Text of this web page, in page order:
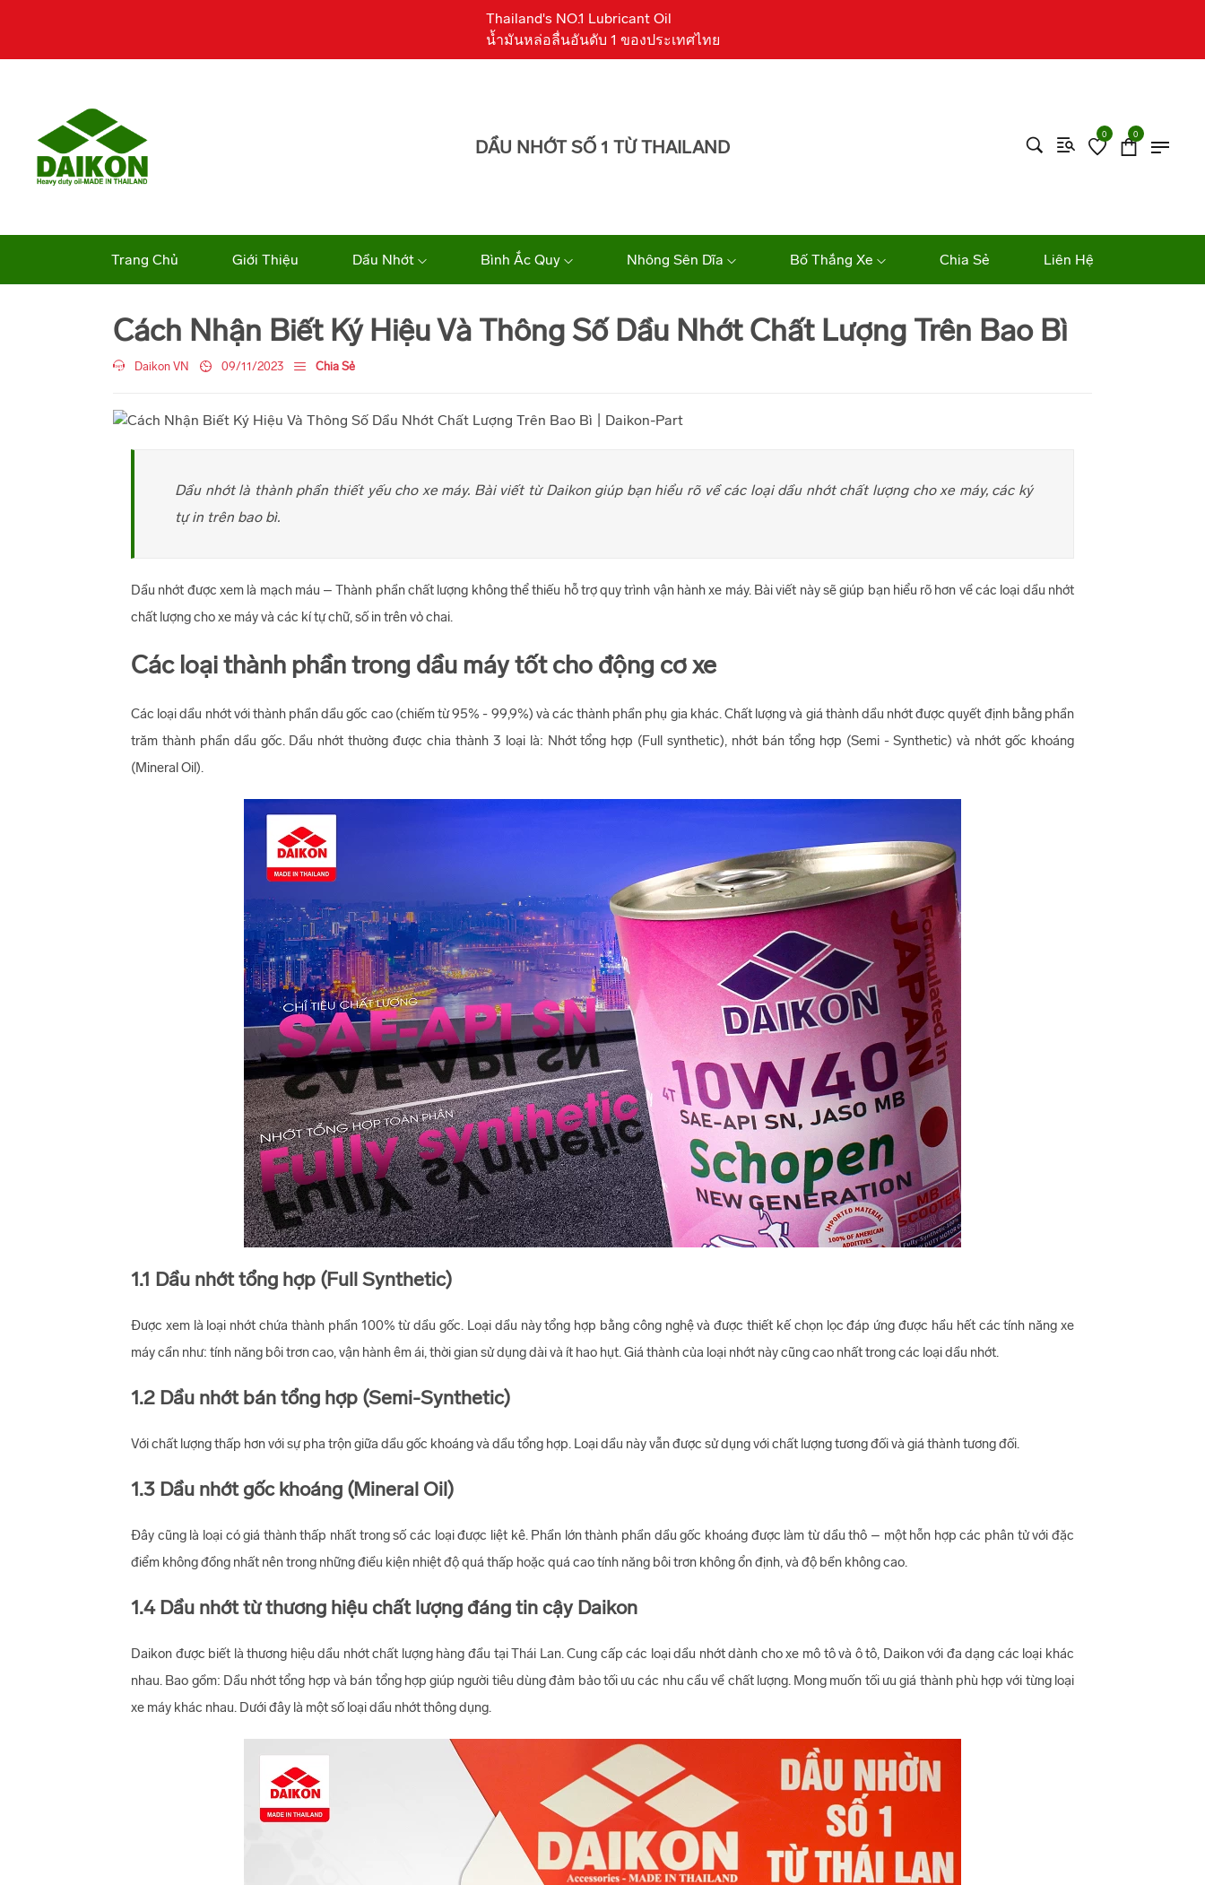
Thailand's NO.1 Lubricant Oil
น้ำมันหล่อลื่นอันดับ 1 ของประเทศไทย
DẦU NHỚT SỐ 1 TỪ THAILAND
0 0
Trang Chủ Giới Thiệu Dầu Nhớt Bình Ắc Quy Nhông Sên Dĩa Bố Thắng Xe Chia Sẻ Liên Hệ
Cách Nhận Biết Ký Hiệu Và Thông Số Dầu Nhớt Chất Lượng Trên Bao Bì
Daikon VN 09/11/2023 Chia Sẻ
Dầu nhớt là thành phần thiết yếu cho xe máy. Bài viết từ Daikon giúp bạn hiểu rõ về các loại dầu nhớt chất lượng cho xe máy, các ký
tự in trên bao bì.
Dầu nhớt được xem là mạch máu – Thành phần chất lượng không thể thiếu hỗ trợ quy trình vận hành xe máy. Bài viết này sẽ giúp bạn hiểu rõ hơn về các loại dầu nhớt
chất lượng cho xe máy và các kí tự chữ, số in trên vỏ chai.
Các loại thành phần trong dầu máy tốt cho động cơ xe
Các loại dầu nhớt với thành phần dầu gốc cao (chiếm từ 95% - 99,9%) và các thành phần phụ gia khác. Chất lượng và giá thành dầu nhớt được quyết định bằng phần
trăm thành phần dầu gốc. Dầu nhớt thường được chia thành 3 loại là: Nhớt tổng hợp (Full synthetic), nhớt bán tổng hợp (Semi - Synthetic) và nhớt gốc khoáng
(Mineral Oil).
1.1 Dầu nhớt tổng hợp (Full Synthetic)
Được xem là loại nhớt chứa thành phần 100% từ dầu gốc. Loại dầu này tổng hợp bằng công nghệ và được thiết kế chọn lọc đáp ứng được hầu hết các tính năng xe
máy cần như: tính năng bôi trơn cao, vận hành êm ái, thời gian sử dụng dài và ít hao hụt. Giá thành của loại nhớt này cũng cao nhất trong các loại dầu nhớt.
1.2 Dầu nhớt bán tổng hợp (Semi-Synthetic)
Với chất lượng thấp hơn với sự pha trộn giữa dầu gốc khoáng và dầu tổng hợp. Loại dầu này vẫn được sử dụng với chất lượng tương đối và giá thành tương đối.
1.3 Dầu nhớt gốc khoáng (Mineral Oil)
Đây cũng là loại có giá thành thấp nhất trong số các loại được liệt kê. Phần lớn thành phần dầu gốc khoáng được làm từ dầu thô – một hỗn hợp các phân tử với đặc
điểm không đồng nhất nên trong những điều kiện nhiệt độ quá thấp hoặc quá cao tính năng bôi trơn không ổn định, và độ bền không cao.
1.4 Dầu nhớt từ thương hiệu chất lượng đáng tin cậy Daikon
Daikon được biết là thương hiệu dầu nhớt chất lượng hàng đầu tại Thái Lan. Cung cấp các loại dầu nhớt dành cho xe mô tô và ô tô, Daikon với đa dạng các loại khác
nhau. Bao gồm: Dầu nhớt tổng hợp và bán tổng hợp giúp người tiêu dùng đảm bảo tối ưu các nhu cầu về chất lượng. Mong muốn tối ưu giá thành phù hợp với từng loại
xe máy khác nhau. Dưới đây là một số loại dầu nhớt thông dụng.